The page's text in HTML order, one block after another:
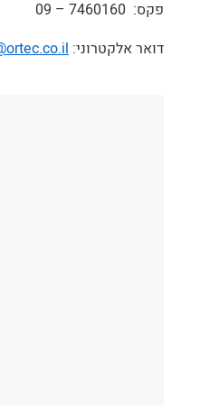
פקס: 7460160 – 09
דואר אלקטרוני: